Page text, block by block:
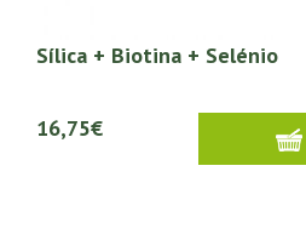
Sílica + Biotina + Selénio
16,75€